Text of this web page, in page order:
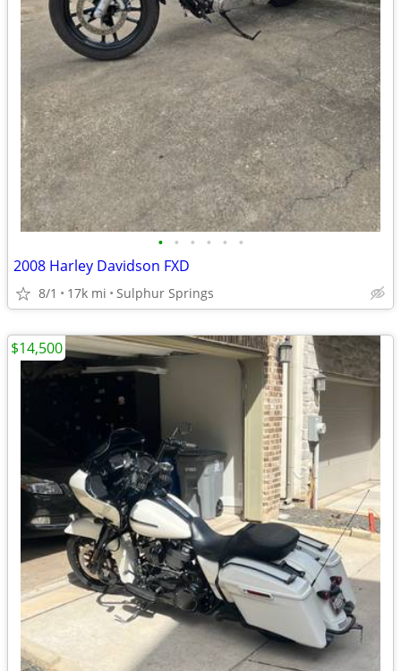
• • • • • •
2008 Harley Davidson FXD
8/1 17k mi Sulphur Springs
$14,500